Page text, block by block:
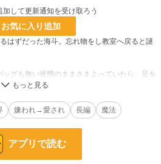
加して更新通知を受け取ろう
お気に入り追加
はずだった海斗。忘れ物をし教室へ戻ると謎
グも無い状態のままさまよっていたら、足を
先で出会ったのはレオンと名乗る人物だっ
不吉と言われる髪・目の色を持つ）
ると嬉しいです。作者自身気が付かないこと
嫌われ→愛され 長編 魔法
アプリで読む